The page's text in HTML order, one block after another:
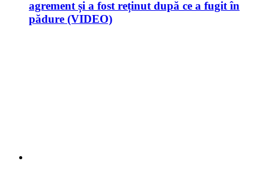
agrement și a fost reținut după ce a fugit în
pădure (VIDEO)